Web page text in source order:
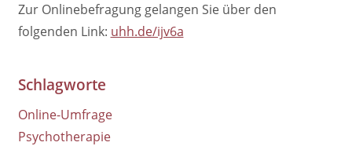
Zur Onlinebefragung gelangen Sie über den
folgenden Link: uhh.de/ijv6a
Schlagworte
Online-Umfrage
Psychotherapie